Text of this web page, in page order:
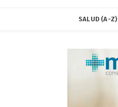
SALUD (A-Z)